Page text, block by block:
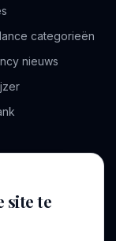
categorieën
nieuws
site te